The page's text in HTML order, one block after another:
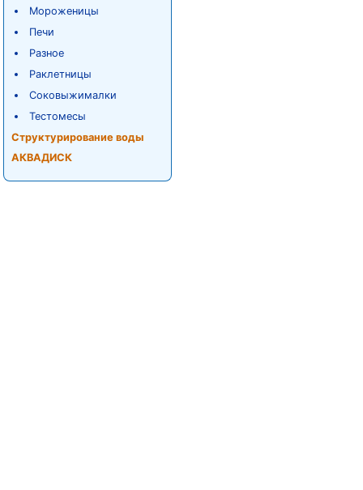
Мороженицы
Печи
Разное
Раклетницы
Соковыжималки
Тестомесы
Структурирование воды
АКВАДИСК